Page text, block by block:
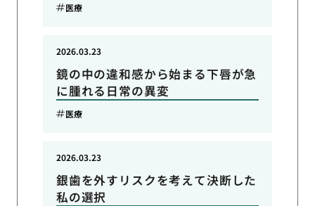
医療
鏡の中の違和感から始まる下唇が急
に腫れる日常の異変
2026.03.23
医療
銀歯を外すリスクを考えて決断した
私の選択
2026.03.23